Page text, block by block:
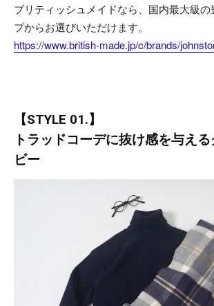
ブリティッシュメイドなら、国内最大級
プからお選びいただけます。
https://www.british-made.jp/c/brands/
【STYLE 01.】
トラッドコーデに抜け感を与え
ビー